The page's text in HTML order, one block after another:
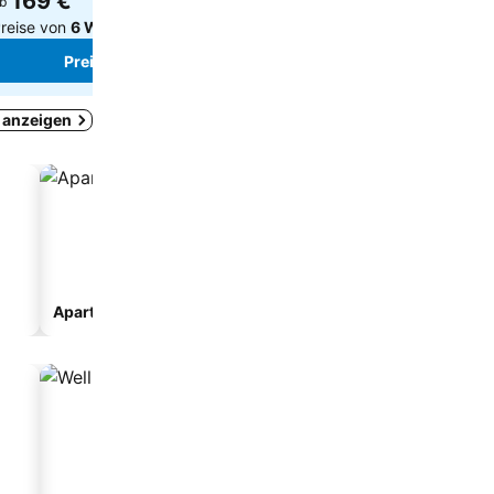
von 6 Websites
Preise sehen
Aparthotel